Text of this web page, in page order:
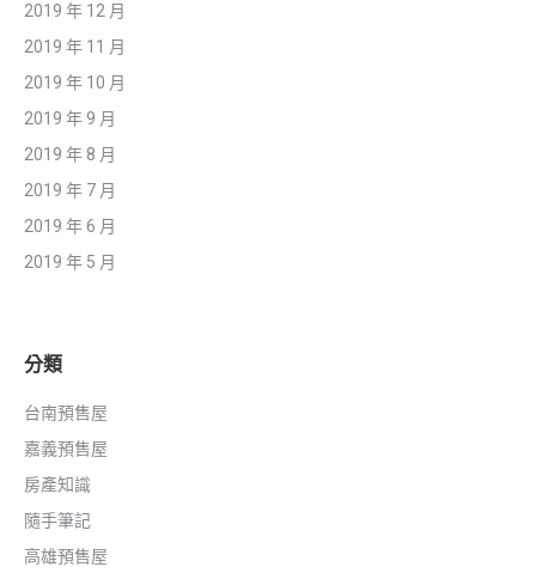
2019 年 12 月
2019 年 11 月
2019 年 10 月
2019 年 9 月
2019 年 8 月
2019 年 7 月
2019 年 6 月
2019 年 5 月
分類
台南預售屋
嘉義預售屋
房產知識
隨手筆記
高雄預售屋